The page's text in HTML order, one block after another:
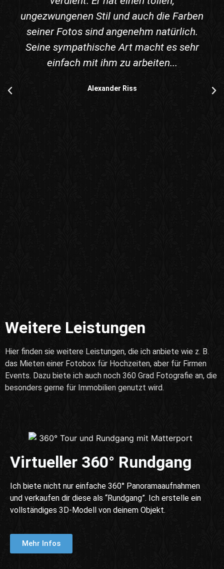
ungezwungenen Stil und auch die Farben
seiner Fotos sind angenehm natürlich.
Seine sympathische Art macht es sehr
einfach mit ihm zu arbeiten...
Alexander Riss
Weitere Leistungen
Hier finden sie weitere Leistungen, die ich anbiete wie z. B.
das Mieten einer Fotobox für Hochzeiten, aber für Firmen
Events. Dazu biete ich auch noch 360 Grad Fotografie an, die
besonders gerne für Immobilien genutzt wird.
Virtueller 360° Rundgang
Ich biete nicht nur einfache 360° Panoramaaufnahmen
und verkaufen dir diese als “Rundgang”. Ich erstelle ein
vollständiges 3D-Modell von deinem Objekt.
Mehr Infos